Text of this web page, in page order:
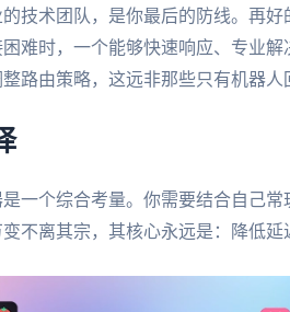
技术团队，是你最后的防线。再
难时，一个能够快速响应、专业
路由策略，这远非那些只有机器人
一个综合考量。你需要结合自己
不离其宗，其核心永远是：降低延